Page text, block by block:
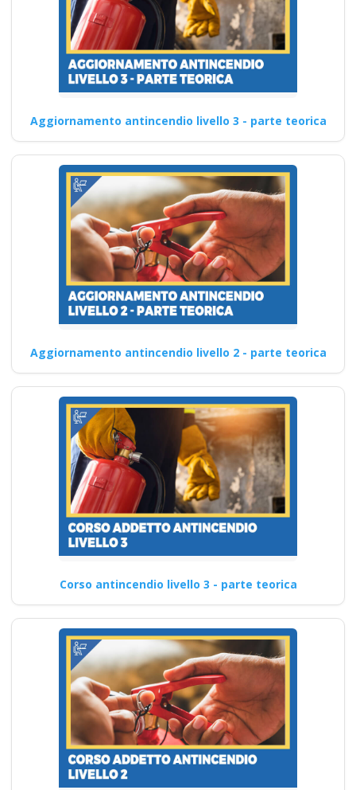
Aggiornamento antincendio livello 3 - parte teorica
Aggiornamento antincendio livello 2 - parte teorica
Corso antincendio livello 3 - parte teorica